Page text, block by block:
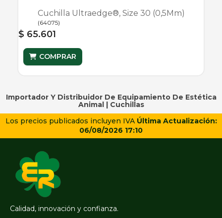
Cuchilla Ultraedge®, Size 30 (0,5Mm)
(64075)
$ 65.601
COMPRAR
Importador Y Distribuidor De Equipamiento De Estética
Animal | Cuchillas
Los precios publicados incluyen IVA Última Actualización:
06/08/2026 17:10
Calidad, innovación y confianza.